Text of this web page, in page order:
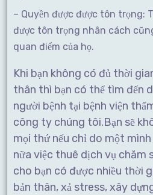
– Quyền được được tôn trọng:
được tôn trọng nhân cách
quan điểm của họ.
Khi bạn không có đủ thời
thân thì bạn có thể tìm đến
người bệnh tại bệnh viện
công ty chúng tôi.Bạn sẽ
mọi thứ nếu chỉ do một mình
nữa việc thuê dịch vụ chăm
cho bạn có được nhiều thời
bản thân, xả stress, xây